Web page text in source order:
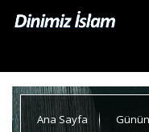
Ana Sayfa